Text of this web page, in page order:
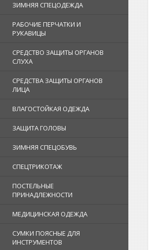
ЗИМНЯЯ СПЕЦОДЕЖДА
РАБОЧИЕ ПЕРЧАТКИ И
РУКАВИЦЫ
СРЕДСТВО ЗАЩИТЫ ОРГАНОВ
СЛУХА
СРЕДСТВА ЗАЩИТЫ ОРГАНОВ
ЛИЦА
ВЛАГОСТОЙКАЯ ОДЕЖДА
ЗАЩИТА ГОЛОВЫ
ЗИМНЯЯ СПЕЦОБУВЬ
СПЕЦТРИКОТАЖ
ПОСТЕЛЬНЫЕ
ПРИНАДЛЕЖНОСТИ
МЕДИЦИНСКАЯ ОДЕЖДА
СУМКИ ПОЯСНЫЕ ДЛЯ
ИНСТРУМЕНТОВ